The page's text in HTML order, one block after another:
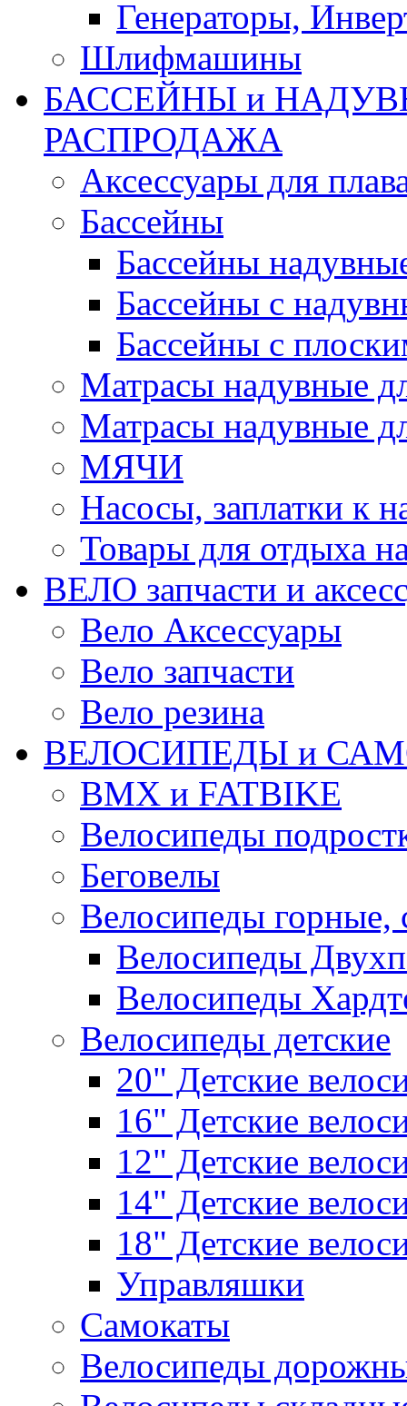
Генераторы,
Шлифмашины
БАССЕЙНЫ и
РАСПРОДАЖА
Аксессуары для
Бассейны
Бассейны
Бассейны с
Бассейны с
Матрасы надувные
Матрасы надувные
МЯЧИ
Насосы, заплатки к
Товары для отдыха
ВЕЛО запчасти и
Вело Аксессуары
Вело запчасти
Вело резина
ВЕЛОСИПЕДЫ и
BMX и FATBIKE
Велосипеды
Беговелы
Велосипеды горные,
Велосипеды
Велосипеды
Велосипеды детские
20" Детские
16" Детские
12" Детские
14" Детские
18" Детские
Управляшки
Самокаты
Велосипеды